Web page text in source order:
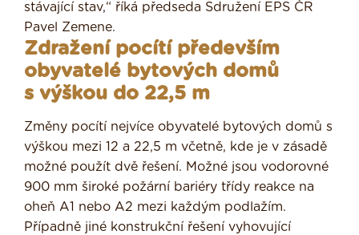
stávající stav,“ říká předseda Sdružení EPS ČR
Pavel Zemene.
Zdražení pocítí především
obyvatelé bytových domů
s výškou do 22,5 m
Změny pocítí nejvíce obyvatelé bytových domů s
výškou mezi 12 a 22,5 m včetně, kde je v zásadě
možné použít dvě řešení. Možné jsou vodorovné
900 mm široké požární bariéry třídy reakce na
oheň A1 nebo A2 mezi každým podlažím.
Případně jiné konstrukční řešení vyhovující